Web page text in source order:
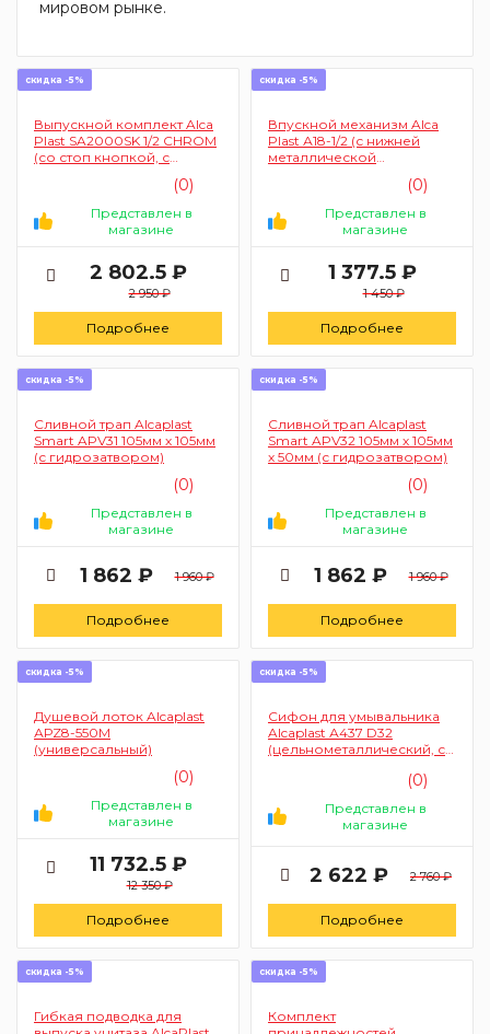
мировом рынке.
скидка -5%
Выпускной комплект Alca
Plast SA2000SK 1/2 CHROM
(со стоп кнопкой, с
(0)
Представлен в
магазине
2 802.5 ₽
2 950 ₽
Подробнее
скидка -5%
Впускной механизм Alca
Plast А18-1/2 (с нижней
металлической
(0)
Представлен в
магазине
1 377.5 ₽
1 450 ₽
Подробнее
скидка -5%
Сливной трап Alcaplast
Smart APV31 105мм х 105мм
(с гидрозатвором)
(0)
Представлен в
магазине
1 862 ₽ 1 960 ₽
Подробнее
скидка -5%
Сливной трап Alcaplast
Smart APV32 105мм х 105мм
х 50мм (с гидрозатвором)
(0)
Представлен в
магазине
1 862 ₽ 1 960 ₽
Подробнее
скидка -5%
Душевой лоток Alcaplast
АРZ8-550M
(универсальный)
(0)
Представлен в
магазине
11 732.5 ₽
12 350 ₽
Подробнее
скидка -5%
Сифон для умывальника
Alcaplast А437 D32
(цельнометаллический, с
(0)
Представлен в
магазине
2 622 ₽ 2 760 ₽
Подробнее
скидка -5%
Гибкая подводка для
скидка -5%
Комплект